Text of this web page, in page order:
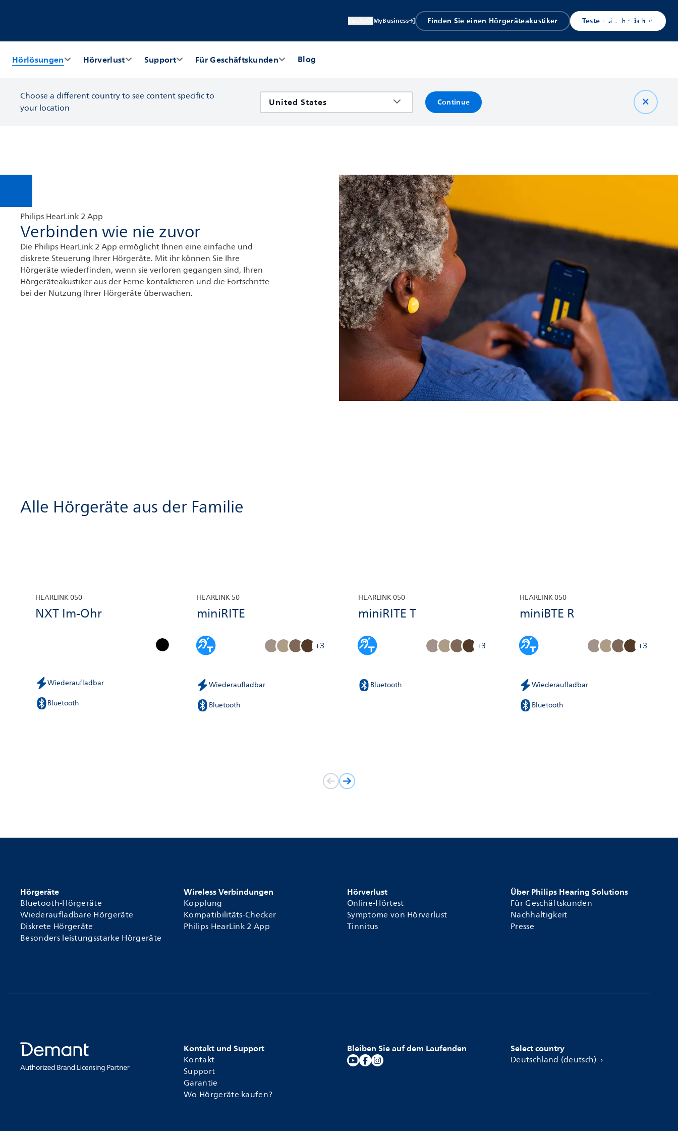
MyBusiness Finden Sie einen Hörgeräteakustiker Testen Sie Ihr Gehör
Hörlösungen Hörverlust Support Für Geschäftskunden Blog
Choose a different country to see content specific to
your location
Continue
Philips HearLink 2 App
Verbinden wie nie zuvor
Die Philips HearLink 2 App ermöglicht Ihnen eine einfache und
diskrete Steuerung Ihrer Hörgeräte. Mit ihr können Sie Ihre
Hörgeräte wiederfinden, wenn sie verloren gegangen sind, Ihren
Hörgeräteakustiker aus der Ferne kontaktieren und die Fortschritte
bei der Nutzung Ihrer Hörgeräte überwachen.
Alle Hörgeräte aus der Familie
HEARLINK 050
NXT Im-Ohr
Wiederaufladbar
Bluetooth
HEARLINK 50
miniRITE
+3
Wiederaufladbar
Bluetooth
HEARLINK 050
miniRITE T
+3
Bluetooth
HEARLINK 050
miniBTE R
+3
Wiederaufladbar
Bluetooth
Hörgeräte
Bluetooth-Hörgeräte
Wiederaufladbare Hörgeräte
Diskrete Hörgeräte
Besonders leistungsstarke Hörgeräte
Wireless Verbindungen
Kopplung
Kompatibilitäts-Checker
Philips HearLink 2 App
Hörverlust
Online-Hörtest
Symptome von Hörverlust
Tinnitus
Über Philips Hearing Solutions
Für Geschäftskunden
Nachhaltigkeit
Presse
Kontakt und Support
Kontakt
Support
Garantie
Wo Hörgeräte kaufen?
Bleiben Sie auf dem Laufenden Select country
Deutschland (deutsch)